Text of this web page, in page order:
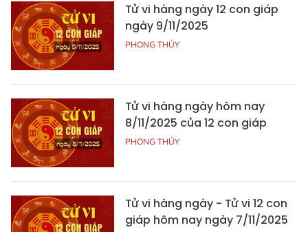
Tử vi hàng ngày 12 con giáp
ngày 9/11/2025
PHONG THỦY
Tử vi hàng ngày hôm nay
8/11/2025 của 12 con giáp
PHONG THỦY
Tử vi hàng ngày - Tử vi 12 con
giáp hôm nay ngày 7/11/2025